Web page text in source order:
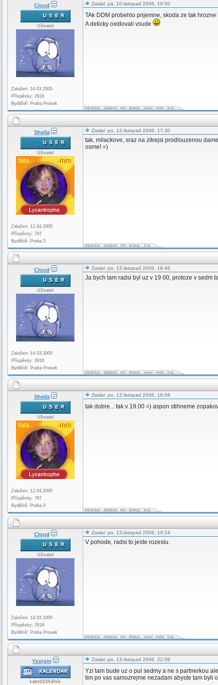
Cloud
Uživatel
Založen: 14.03.2005
Příspěvky: 2916
Bydliště: Praha Prosek
Zaslal: pá, 10.listopad 2006, 19:50
TAk DDM probehlo prijemne, skoda ze tak
A deticky oxidovali vsude
Sheila
Uživatel
Založen: 12.04.2005
Příspěvky: 787
Bydliště: Praha 5
Zaslal: po, 13.listopad 2006, 17:30
tak, milackove, sraz na zitrejsi prodlouzenou
osme! =)
Cloud
Uživatel
Založen: 14.03.2005
Příspěvky: 2916
Bydliště: Praha Prosek
Zaslal: po, 13.listopad 2006, 18:46
Ja bych tam radsi byl uz v 19 00, protoze v sedm
Sheila
Uživatel
Založen: 12.04.2005
Příspěvky: 787
Bydliště: Praha 5
Zaslal: po, 13.listopad 2006, 18:56
tak dobre... tak v 19.00 =) aspon stihneme
Cloud
Uživatel
Založen: 14.03.2005
Příspěvky: 2916
Bydliště: Praha Prosek
Zaslal: po, 13.listopad 2006, 19:24
V pohode, radsi to jeste rozeslu.
Yzergin
kalenDDRářník
Zaslal: po, 13.listopad 2006, 22:09
Yzi tam bude uz o pul sedmy a ne s partnerkou
tim po vas samozrejme nezadam abyste tam byli